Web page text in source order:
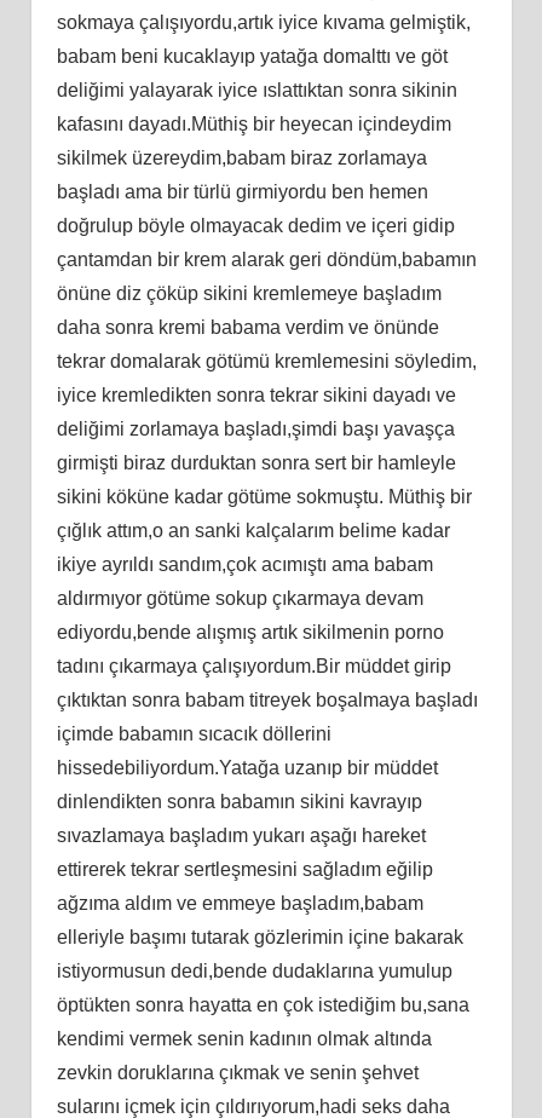
sokmaya çalışıyordu,artık iyice kıvama gelmiştik,
babam beni kucaklayıp yatağa domalttı ve göt
deliğimi yalayarak iyice ıslattıktan sonra sikinin
kafasını dayadı.Müthiş bir heyecan içindeydim
sikilmek üzereydim,babam biraz zorlamaya
başladı ama bir türlü girmiyordu ben hemen
doğrulup böyle olmayacak dedim ve içeri gidip
çantamdan bir krem alarak geri döndüm,babamın
önüne diz çöküp sikini kremlemeye başladım
daha sonra kremi babama verdim ve önünde
tekrar domalarak götümü kremlemesini söyledim,
iyice kremledikten sonra tekrar sikini dayadı ve
deliğimi zorlamaya başladı,şimdi başı yavaşça
girmişti biraz durduktan sonra sert bir hamleyle
sikini köküne kadar götüme sokmuştu. Müthiş bir
çığlık attım,o an sanki kalçalarım belime kadar
ikiye ayrıldı sandım,çok acımıştı ama babam
aldırmıyor götüme sokup çıkarmaya devam
ediyordu,bende alışmış artık sikilmenin porno
tadını çıkarmaya çalışıyordum.Bir müddet girip
çıktıktan sonra babam titreyek boşalmaya başladı
içimde babamın sıcacık döllerini
hissedebiliyordum.Yatağa uzanıp bir müddet
dinlendikten sonra babamın sikini kavrayıp
sıvazlamaya başladım yukarı aşağı hareket
ettirerek tekrar sertleşmesini sağladım eğilip
ağzıma aldım ve emmeye başladım,babam
elleriyle başımı tutarak gözlerimin içine bakarak
istiyormusun dedi,bende dudaklarına yumulup
öptükten sonra hayatta en çok istediğim bu,sana
kendimi vermek senin kadının olmak altında
zevkin doruklarına çıkmak ve senin şehvet
sularını içmek için çıldırıyorum,hadi seks daha